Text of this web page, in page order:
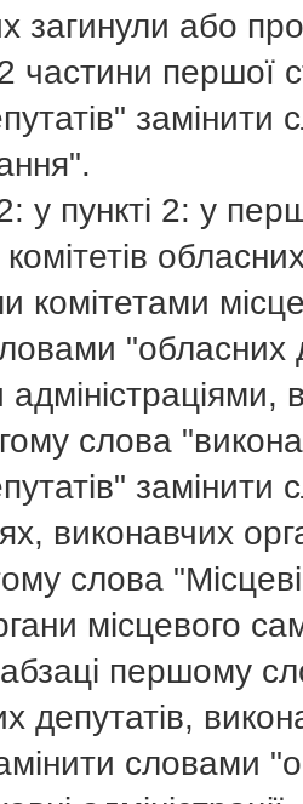
загинули або
частини першої
у пункті 2: у
комітетами
слова
виконавчих
слова
місцевого
першому
депутатів,
словами